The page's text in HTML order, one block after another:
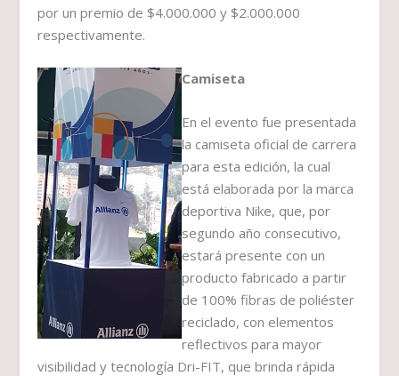
por un premio de $4.000.000 y $2.000.000
respectivamente.
Camiseta
En el evento fue presentada
la camiseta oficial de carrera
para esta edición, la cual
está elaborada por la marca
deportiva Nike, que, por
segundo año consecutivo,
estará presente con un
producto fabricado a partir
de 100% fibras de poliéster
reciclado, con elementos
reflectivos para mayor
visibilidad y tecnología Dri-FIT, que brinda rápida